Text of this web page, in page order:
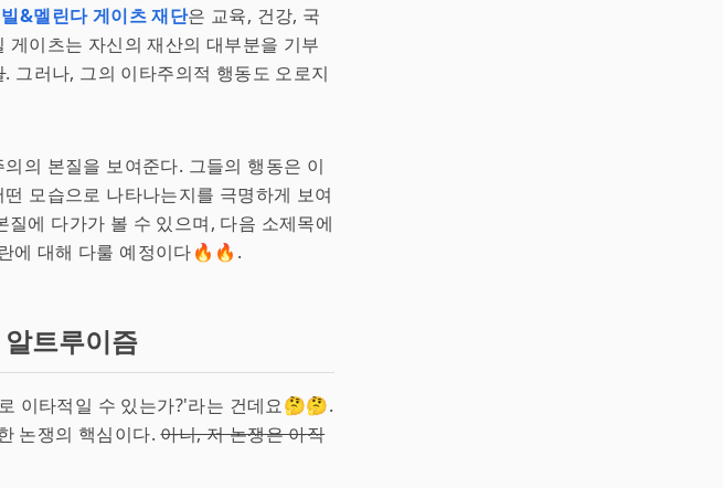
빌&멜린다 게이츠 재단은 교육, 건강, 국
이츠는 자신의 재산의 대부분을 기부
. 그러나, 그의 이타주의적 행동도 오로지
의 본질을 보여준다. 그들의 행동은 이
모습으로 나타나는지를 극명하게 보여
에 다가가 볼 수 있으며, 다음 소제목에
에 대해 다룰 예정이다🔥🔥.
트루이즘
이타적일 수 있는가?'라는 건데요🤔🤔.
논쟁의 핵심이다.아니, 저 논쟁은 아직